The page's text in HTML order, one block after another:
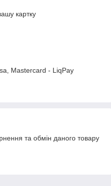
картку
Mastercard - LiqPay
та обмін даного товару